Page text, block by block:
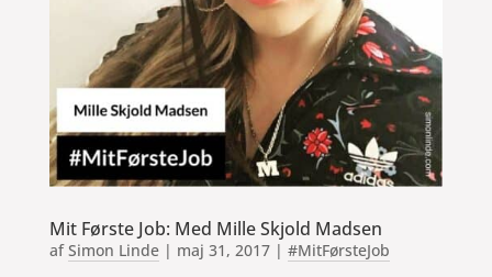
Mit Første Job: Med Mille Skjold Madsen
afSimon Linde| maj 31, 2017| #MitFørsteJob